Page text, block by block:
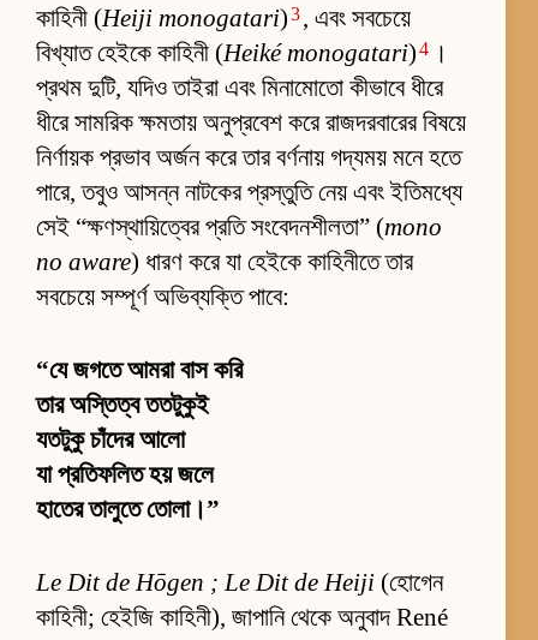
কাহিনী (Heiji monogatari)3, এবং সবচেয়ে
বিখ্যাত হেইকে কাহিনী (Heiké monogatari)4 ।
প্রথম দুটি, যদিও তাইরা এবং মিনামোতো কীভাবে ধীরে
ধীরে সামরিক ক্ষমতায় অনুপ্রবেশ করে রাজদরবারের বিষয়ে
নির্ণায়ক প্রভাব অর্জন করে তার বর্ণনায় গদ্যময় মনে হতে
পারে, তবুও আসন্ন নাটকের প্রস্তুতি নেয় এবং ইতিমধ্যে
সেই “ক্ষণস্থায়িত্বের প্রতি সংবেদনশীলতা” (mono
no aware) ধারণ করে যা হেইকে কাহিনীতে তার
সবচেয়ে সম্পূর্ণ অভিব্যক্তি পাবে:
“যে জগতে আমরা বাস করি
তার অস্তিত্ব ততটুকুই
যতটুকু চাঁদের আলো
যা প্রতিফলিত হয় জলে
হাতের তালুতে তোলা।”
Le Dit de Hōgen ; Le Dit de Heiji (হোগেন
কাহিনী; হেইজি কাহিনী), জাপানি থেকে অনুবাদ René